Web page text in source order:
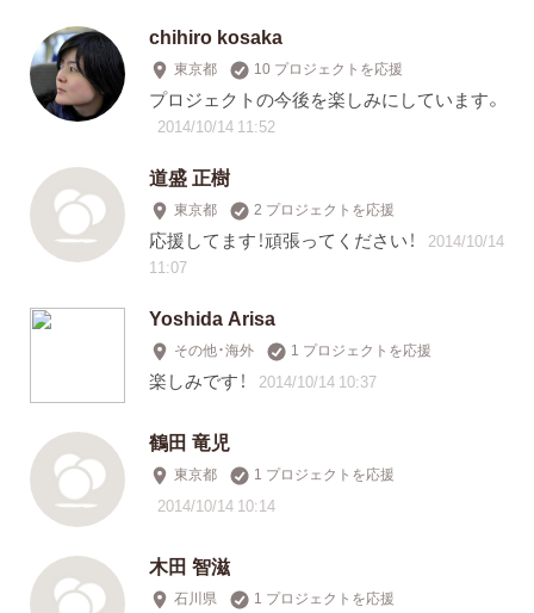
chihiro kosaka
東京都 10 プロジェクトを応援
プロジェクトの今後を楽しみにしています。
2014/10/14 11:52
道盛 正樹
東京都 2 プロジェクトを応援
応援してます！頑張ってください！
2014/10/14
11:07
Yoshida Arisa
その他・海外 1 プロジェクトを応援
楽しみです！ 2014/10/14 10:37
鶴田 竜児
東京都 1 プロジェクトを応援
2014/10/14 10:14
木田 智滋
石川県 1 プロジェクトを応援